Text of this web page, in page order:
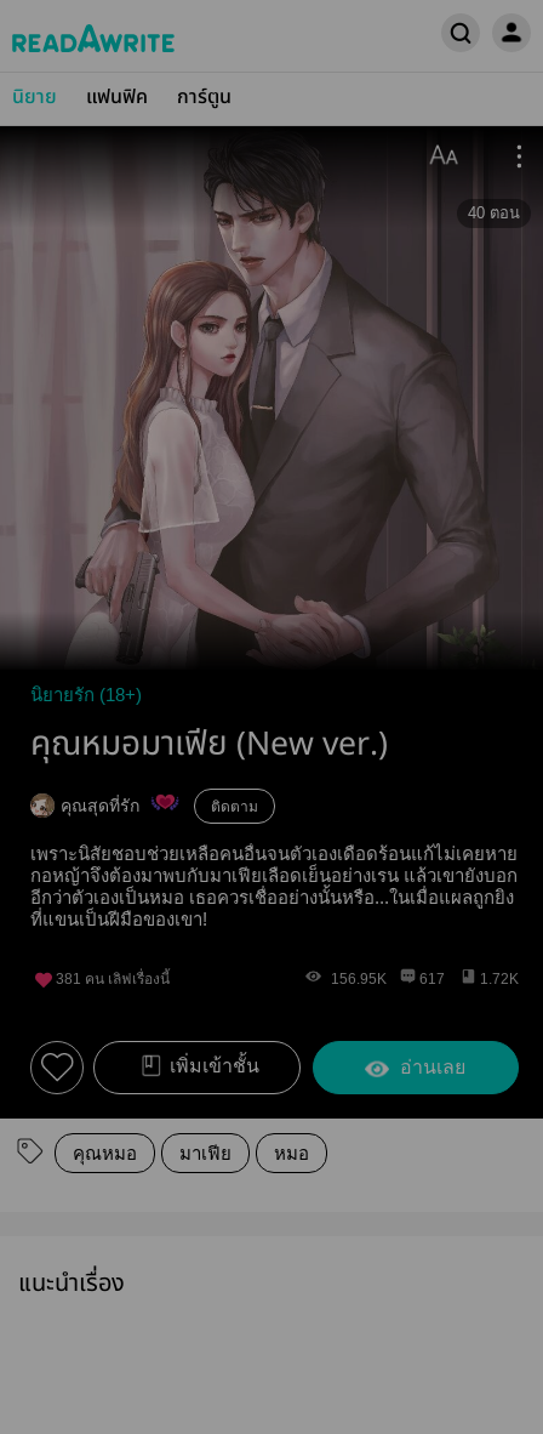
นิยาย แฟนฟิค การ์ตูน
40 ตอน
นิยายรัก (18+)
คุณหมอมาเฟีย (New ver.)
คุณสุดที่รัก ติดตาม
เพราะนิสัยชอบช่วยเหลือคนอื่นจนตัวเองเดือดร้อนแก้ไม่เคยหาย
กอหญ้าจึงต้องมาพบกับมาเฟียเลือดเย็นอย่างเรน แล้วเขายังบอก
อีกว่าตัวเองเป็นหมอ เธอควรเชื่ออย่างนั้นหรือ...ในเมื่อแผลถูกยิง
ที่แขนเป็นฝีมือของเขา!
381 คน เลิฟเรื่องนี้ 156.95K 617 1.72K
เพิ่มเข้าชั้น อ่านเลย
คุณหมอ มาเฟีย หมอ
แนะนำเรื่อง